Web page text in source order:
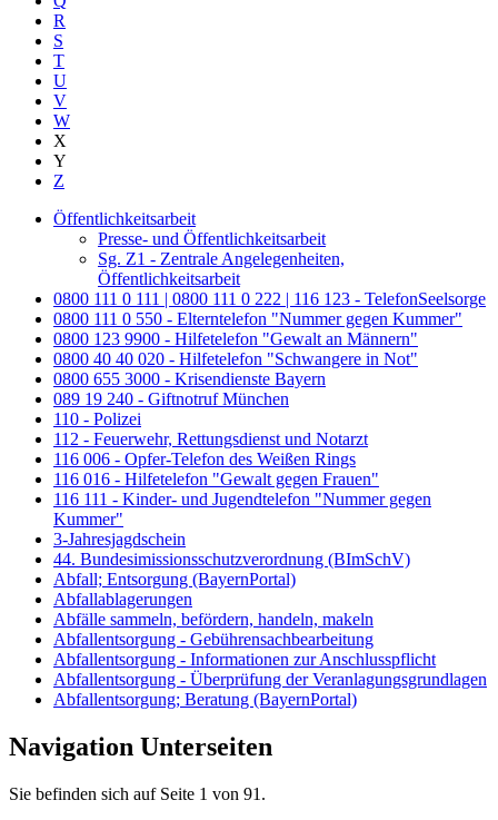
R
S
T
U
V
W
X
Y
Z
Öffentlichkeitsarbeit
Presse- und Öffentlichkeitsarbeit
Sg. Z1 - Zentrale Angelegenheiten,
Öffentlichkeitsarbeit
0800 111 0 111 | 0800 111 0 222 | 116 123 - TelefonSeelsorge
0800 111 0 550 - Elterntelefon "Nummer gegen Kummer"
0800 123 9900 - Hilfetelefon "Gewalt an Männern"
0800 40 40 020 - Hilfetelefon "Schwangere in Not"
0800 655 3000 - Krisendienste Bayern
089 19 240 - Giftnotruf München
110 - Polizei
112 - Feuerwehr, Rettungsdienst und Notarzt
116 006 - Opfer-Telefon des Weißen Rings
116 016 - Hilfetelefon "Gewalt gegen Frauen"
116 111 - Kinder- und Jugendtelefon "Nummer gegen
Kummer"
3-Jahresjagdschein
44. Bundesimissionsschutzverordnung (BImSchV)
Abfall; Entsorgung (BayernPortal)
Abfallablagerungen
Abfälle sammeln, befördern, handeln, makeln
Abfallentsorgung - Gebührensachbearbeitung
Abfallentsorgung - Informationen zur Anschlusspflicht
Abfallentsorgung - Überprüfung der Veranlagungsgrundlagen
Abfallentsorgung; Beratung (BayernPortal)
Navigation Unterseiten
Sie befinden sich auf Seite 1 von 91.